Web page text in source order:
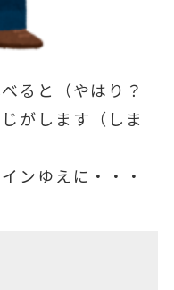
ると（やはり？
がします（しま
ンゆえに・・・